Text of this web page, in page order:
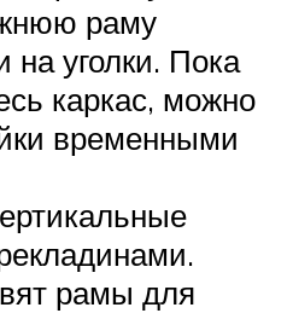
раму
на уголки. Пока
каркас, можно
временными
рамы для